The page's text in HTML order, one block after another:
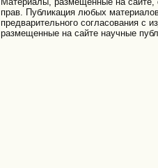
прав. Публикация любых
предварительного согласования с
размещенные на сайте научные